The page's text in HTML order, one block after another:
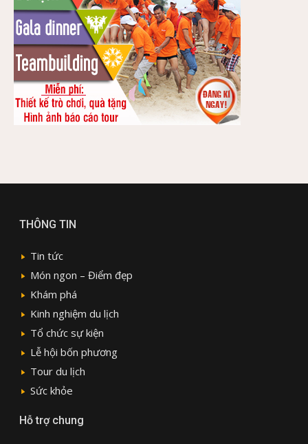
THÔNG TIN
Tin tức
Món ngon – Điểm đẹp
Khám phá
Kinh nghiệm du lịch
Tổ chức sự kiện
Lễ hội bốn phương
Tour du lịch
Sức khỏe
Hỗ trợ chung